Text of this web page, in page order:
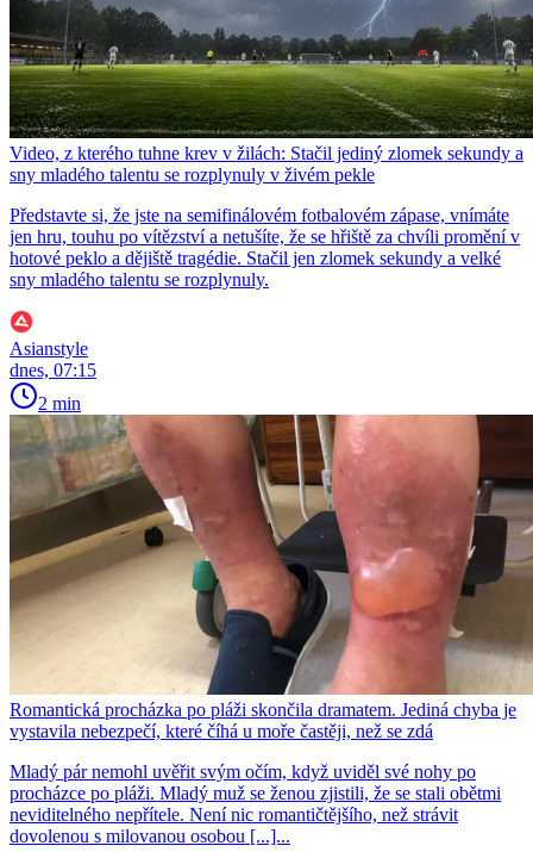
Video, z kterého tuhne krev v žilách: Stačil jediný zlomek sekundy a
sny mladého talentu se rozplynuly v živém pekle
Představte si, že jste na semifinálovém fotbalovém zápase, vnímáte
jen hru, touhu po vítězství a netušíte, že se hřiště za chvíli promění v
hotové peklo a dějiště tragédie. Stačil jen zlomek sekundy a velké
sny mladého talentu se rozplynuly.
Asianstyle
dnes, 07:15
2 min
Romantická procházka po pláži skončila dramatem. Jediná chyba je
vystavila nebezpečí, které číhá u moře častěji, než se zdá
Mladý pár nemohl uvěřit svým očím, když uviděl své nohy po
procházce po pláži. Mladý muž se ženou zjistili, že se stali obětmi
neviditelného nepřítele. Není nic romantičtějšího, než strávit
dovolenou s milovanou osobou [...]...